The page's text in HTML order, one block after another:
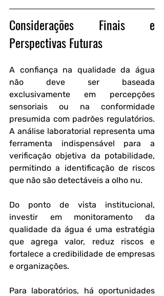
Considerações Finais e
Perspectivas Futuras
A confiança na qualidade da água
não deve ser baseada
exclusivamente em percepções
sensoriais ou na conformidade
presumida com padrões regulatórios.
A análise laboratorial representa uma
ferramenta indispensável para a
verificação objetiva da potabilidade,
permitindo a identificação de riscos
que não são detectáveis a olho nu.
Do ponto de vista institucional,
investir em monitoramento da
qualidade da água é uma estratégia
que agrega valor, reduz riscos e
fortalece a credibilidade de empresas
e organizações.
Para laboratórios, há oportunidades